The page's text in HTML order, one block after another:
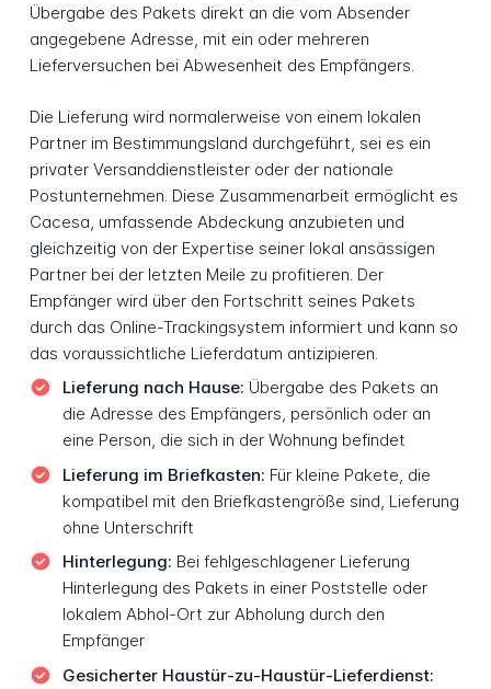
Übergabe des Pakets direkt an die vom Absender
angegebene Adresse, mit ein oder mehreren
Lieferversuchen bei Abwesenheit des Empfängers.
Die Lieferung wird normalerweise von einem lokalen
Partner im Bestimmungsland durchgeführt, sei es ein
privater Versanddienstleister oder der nationale
Postunternehmen. Diese Zusammenarbeit ermöglicht es
Cacesa, umfassende Abdeckung anzubieten und
gleichzeitig von der Expertise seiner lokal ansässigen
Partner bei der letzten Meile zu profitieren. Der
Empfänger wird über den Fortschritt seines Pakets
durch das Online-Trackingsystem informiert und kann so
das voraussichtliche Lieferdatum antizipieren.
Lieferung nach Hause: Übergabe des Pakets an
die Adresse des Empfängers, persönlich oder an
eine Person, die sich in der Wohnung befindet
Lieferung im Briefkasten: Für kleine Pakete, die
kompatibel mit den Briefkastengröße sind, Lieferung
ohne Unterschrift
Hinterlegung: Bei fehlgeschlagener Lieferung
Hinterlegung des Pakets in einer Poststelle oder
lokalem Abhol-Ort zur Abholung durch den
Empfänger
Gesicherter Haustür-zu-Haustür-Lieferdienst: